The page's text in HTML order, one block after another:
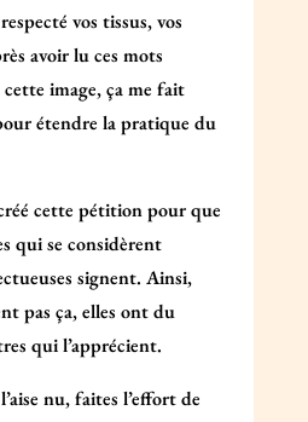
vos tissus, vos
avoir lu ces mots
image, ça me fait
étendre la pratique du
cette pétition pour que
qui se considèrent
signent. Ainsi,
pas ça, elles ont du
qui l’apprécient.
nu, faites l’effort de